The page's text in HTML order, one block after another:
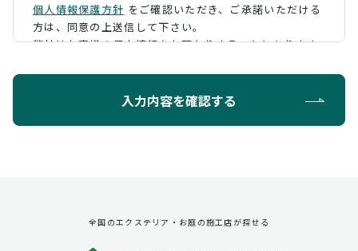
個人情報保護方針 をご確認いただき、 ご承諾いただける
方は、同意の上送信して下さい。
弊社はお客様の個人情報をお預かりすることになります
ように定め、保護に努めております。
第三者への提供
入力内容を確認する
全国のエクステリア・お庭の施工店が探せる